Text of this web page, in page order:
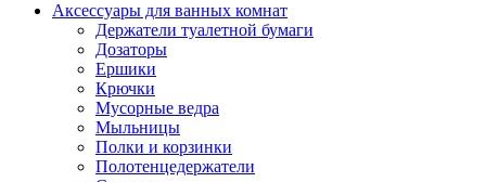
Аксессуары для ванных комнат
Держатели туалетной бумаги
Дозаторы
Ершики
Крючки
Мусорные ведра
Мыльницы
Полки и корзинки
Полотенцедержатели